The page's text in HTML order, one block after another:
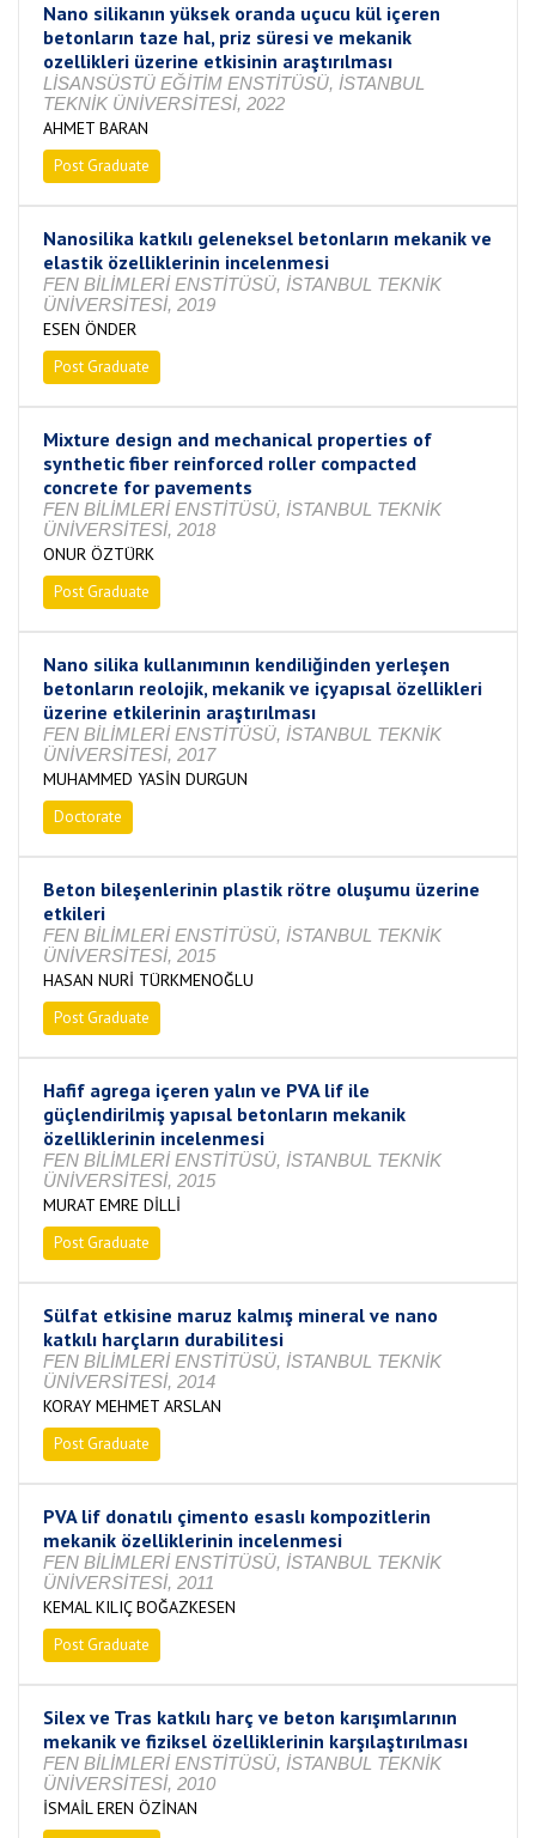
Nano silikanın yüksek oranda uçucu kül içeren
betonların taze hal, priz süresi ve mekanik
ozellikleri üzerine etkisinin araştırılması
LİSANSÜSTÜ EĞİTİM ENSTİTÜSÜ, İSTANBUL
TEKNİK ÜNİVERSİTESİ, 2022
AHMET BARAN
Post Graduate
Nanosilika katkılı geleneksel betonların mekanik ve
elastik özelliklerinin incelenmesi
FEN BİLİMLERİ ENSTİTÜSÜ, İSTANBUL TEKNİK
ÜNİVERSİTESİ, 2019
ESEN ÖNDER
Post Graduate
Mixture design and mechanical properties of
synthetic fiber reinforced roller compacted
concrete for pavements
FEN BİLİMLERİ ENSTİTÜSÜ, İSTANBUL TEKNİK
ÜNİVERSİTESİ, 2018
ONUR ÖZTÜRK
Post Graduate
Nano silika kullanımının kendiliğinden yerleşen
betonların reolojik, mekanik ve içyapısal özellikleri
üzerine etkilerinin araştırılması
FEN BİLİMLERİ ENSTİTÜSÜ, İSTANBUL TEKNİK
ÜNİVERSİTESİ, 2017
MUHAMMED YASİN DURGUN
Doctorate
Beton bileşenlerinin plastik rötre oluşumu üzerine
etkileri
FEN BİLİMLERİ ENSTİTÜSÜ, İSTANBUL TEKNİK
ÜNİVERSİTESİ, 2015
HASAN NURİ TÜRKMENOĞLU
Post Graduate
Hafif agrega içeren yalın ve PVA lif ile
güçlendirilmiş yapısal betonların mekanik
özelliklerinin incelenmesi
FEN BİLİMLERİ ENSTİTÜSÜ, İSTANBUL TEKNİK
ÜNİVERSİTESİ, 2015
MURAT EMRE DİLLİ
Post Graduate
Sülfat etkisine maruz kalmış mineral ve nano
katkılı harçların durabilitesi
FEN BİLİMLERİ ENSTİTÜSÜ, İSTANBUL TEKNİK
ÜNİVERSİTESİ, 2014
KORAY MEHMET ARSLAN
Post Graduate
PVA lif donatılı çimento esaslı kompozitlerin
mekanik özelliklerinin incelenmesi
FEN BİLİMLERİ ENSTİTÜSÜ, İSTANBUL TEKNİK
ÜNİVERSİTESİ, 2011
KEMAL KILIÇ BOĞAZKESEN
Post Graduate
Silex ve Tras katkılı harç ve beton karışımlarının
mekanik ve fiziksel özelliklerinin karşılaştırılması
FEN BİLİMLERİ ENSTİTÜSÜ, İSTANBUL TEKNİK
ÜNİVERSİTESİ, 2010
İSMAİL EREN ÖZİNAN